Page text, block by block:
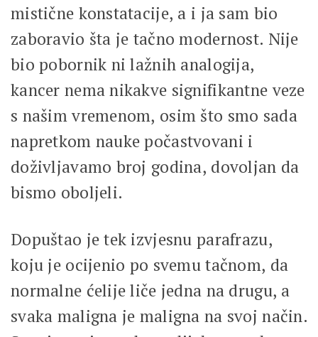
mistične konstatacije, a i ja sam bio
zaboravio šta je tačno modernost. Nije
bio pobornik ni lažnih analogija,
kancer nema nikakve signifikantne veze
s našim vremenom, osim što smo sada
napretkom nauke počastvovani i
doživljavamo broj godina, dovoljan da
bismo oboljeli.
Dopuštao je tek izvjesnu parafrazu,
koju je ocijenio po svemu tačnom, da
normalne ćelije liče jedna na drugu, a
svaka maligna je maligna na svoj način.